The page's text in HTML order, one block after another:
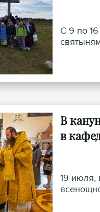
С 9 по
В
в
19 июля,